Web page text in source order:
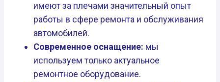
имеют за плечами значительный опыт
работы в сфере ремонта и обслуживания
автомобилей.
Современное оснащение: мы
используем только актуальное
ремонтное оборудование.